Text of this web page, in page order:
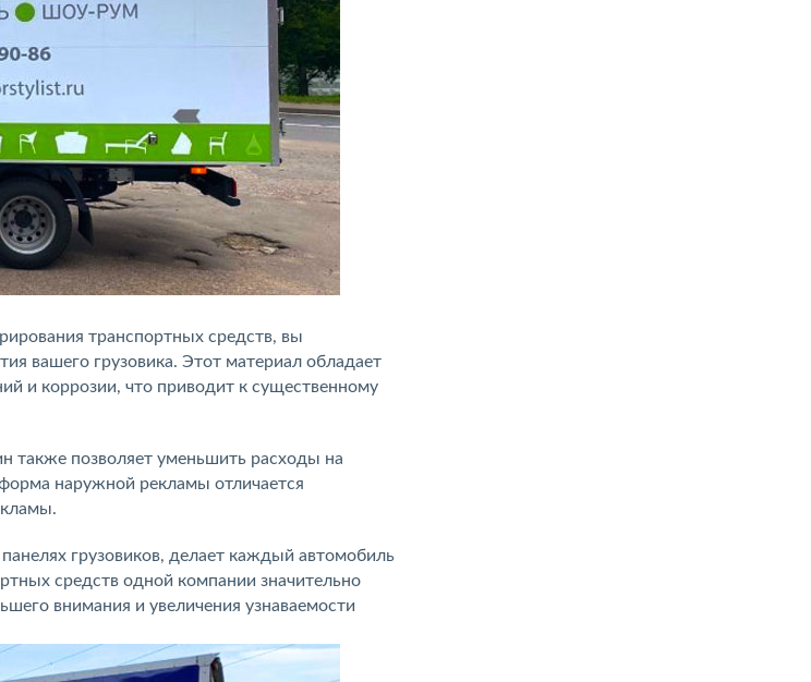
транспортных средств, вы
вашего грузовика. Этот материал обладает
и коррозии, что приводит к существенному
также позволяет уменьшить расходы на
наружной рекламы отличается
грузовиков, делает каждый автомобиль
средств одной компании значительно
внимания и увеличения узнаваемости